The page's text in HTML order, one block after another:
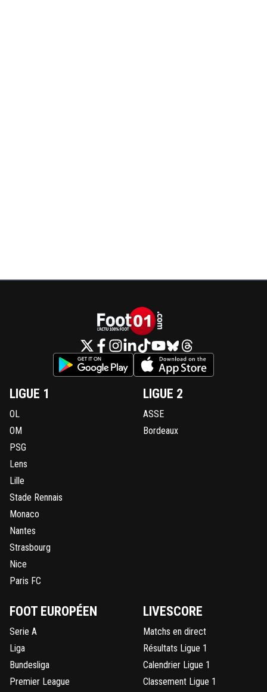
LIGUE 1
OL
OM
PSG
Lens
Lille
Stade Rennais
Monaco
Nantes
Strasbourg
Nice
Paris FC
LIGUE 2
ASSE
Bordeaux
FOOT EUROPÉEN
Serie A
Liga
Bundesliga
Premier League
LIVESCORE
Matchs en direct
Résultats Ligue 1
Calendrier Ligue 1
Classement Ligue 1